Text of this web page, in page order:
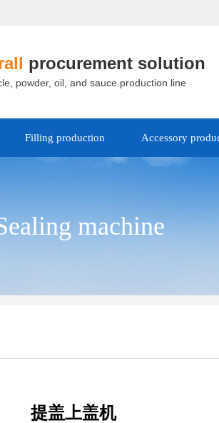
procurement solution
powder, oil, and sauce production line
Filling production Accessory
machine
提盖上盖机